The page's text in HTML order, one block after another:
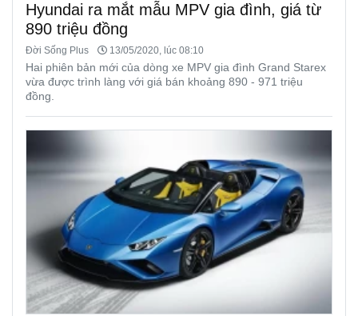
Hyundai ra mắt mẫu MPV gia đình, giá từ
890 triệu đồng
Đời Sống Plus 13/05/2020, lúc 08:10
Hai phiên bản mới của dòng xe MPV gia đình Grand Starex
vừa được trình làng với giá bán khoảng 890 - 971 triệu
đồng.